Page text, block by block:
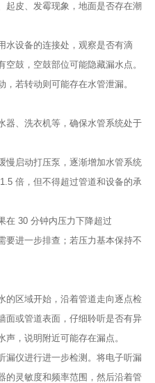
起皮、发霉现象，地面是否存在潮
水设备的连接处，观察是否有滴
鼓，空鼓部位可能隐藏漏水点。​
若转动则可能存在水管泄漏。​
器、洗衣机等，确保水管系统处于
慢启动打压泵，逐渐增加水管系统
倍，但不得超过管道和设备的承
在 30 分钟内压力下降超过
要进一步排查；若压力基本保持不
的区域开始，沿着管道走向逐点检
面或管道表面，仔细聆听是否有异
，说明附近可能存在漏点。​
漏仪进行进一步检测。将电子听漏
的灵敏度和频率范围，然后沿着管